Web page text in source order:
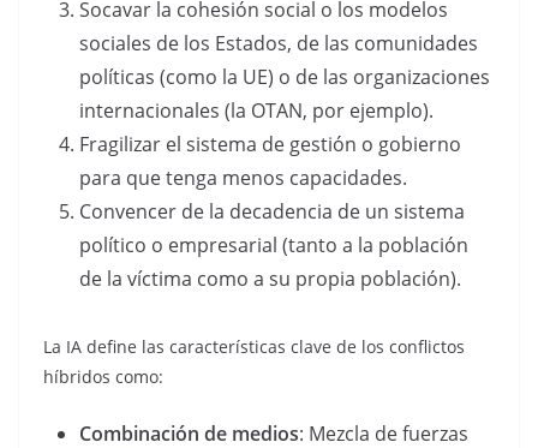
Socavar la cohesión social o los modelos
sociales de los Estados, de las comunidades
políticas (como la UE) o de las organizaciones
internacionales (la OTAN, por ejemplo).
Fragilizar el sistema de gestión o gobierno
para que tenga menos capacidades.
Convencer de la decadencia de un sistema
político o empresarial (tanto a la población
de la víctima como a su propia población).
La IA define las características clave de los conflictos
híbridos como:
Combinación de medios: Mezcla de fuerzas